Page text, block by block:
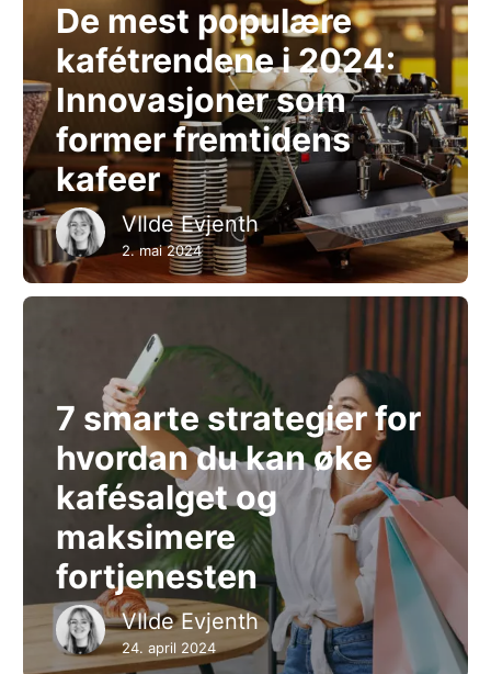
De mest populære
kafétrendene i 2024:
Innovasjoner som
former fremtidens
kafeer
VIlde Evjenth
2. mai 2024
7 smarte strategier for
hvordan du kan øke
kafésalget og
maksimere
fortjenesten
VIlde Evjenth
24. april 2024